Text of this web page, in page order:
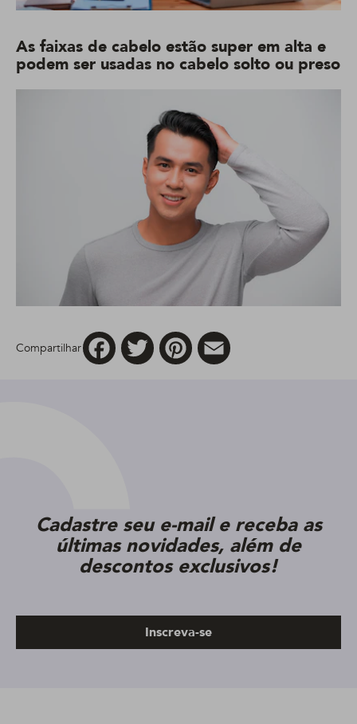
As faixas de cabelo estão super em alta e
podem ser usadas no cabelo solto ou preso
Compartilhar
FacebookTwitter Pinterest
Cadastre seu e-mail e receba as
últimas novidades, além de
descontos exclusivos!
Inscreva-se